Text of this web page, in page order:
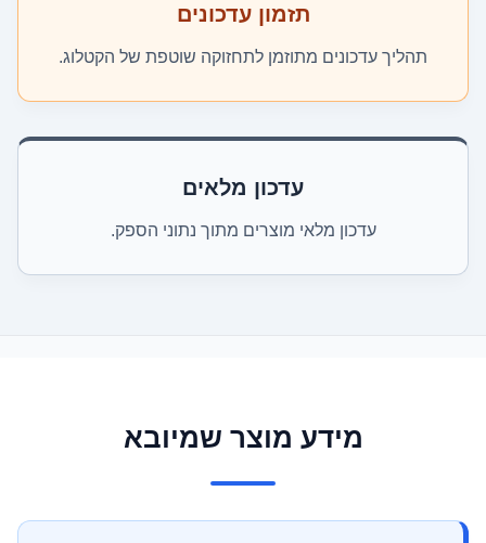
תזמון עדכונים
תהליך עדכונים מתוזמן לתחזוקה שוטפת של הקטלוג.
עדכון מלאים
עדכון מלאי מוצרים מתוך נתוני הספק.
מידע מוצר שמיובא